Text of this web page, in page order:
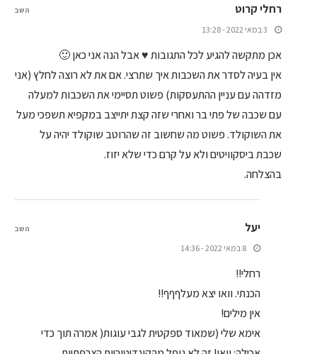
רחלי קרוט
3 במאי 2022 - 13:28
אכן מתקשה להגיע לכל התגובות ♥ אבל הנה אני כאן 🙂
אין בעיה לסדר את השכבות איך שתרצי. אם את לא רוצה לחלץ (אני
מזדהה עם עניין ההתעסקות) פשוט תסיימי את השכבות למעלה
עם שכבה של פתי בר ואחרי שזה קצת יתייצב במקפיא תשפכי מעל
את השוקולד. פשוט מה שחשוב זה שהרוטב שוקולד יהיה על
שכבת ביסקוויטים ולא על קרם כדי שלא יזוז.
בהצלחה.
השב
יעל
8 במאי 2022 - 14:36
רחלי!!
הכנתי. וואו יצא מעלףףף!!
אין מילים!
אימא שלי (שמאוד ספקטית לגבי עוגות( אמרה תוך כדי
השב